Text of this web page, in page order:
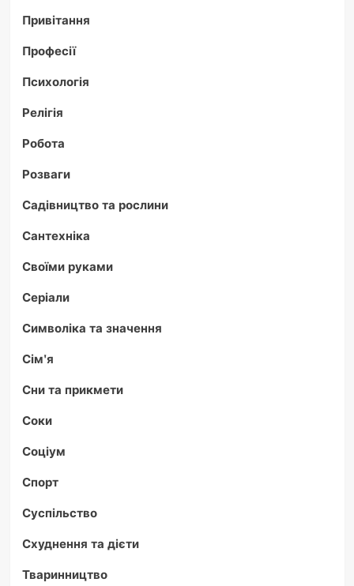
Привітання
Професії
Психологія
Релігія
Робота
Розваги
Садівництво та рослини
Сантехніка
Своїми руками
Серіали
Символіка та значення
Сім'я
Сни та прикмети
Соки
Соціум
Спорт
Суспільство
Схуднення та дієти
Тваринництво